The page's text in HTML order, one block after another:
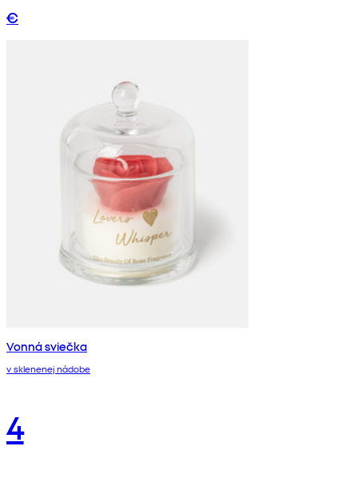
€
Vonná sviečka
v sklenenej nádobe
4